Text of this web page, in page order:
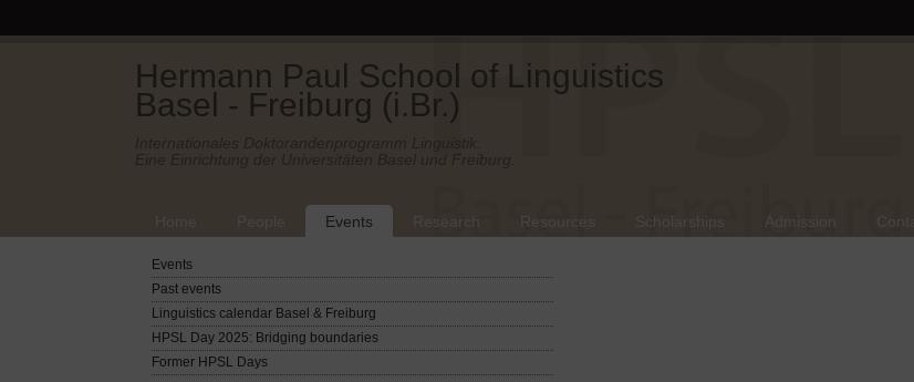
Hermann Paul School of Linguistics
Basel - Freiburg (i.Br.)
Events
Events
Past events
Linguistics calendar Basel & Freiburg
HPSL Day 2025: Bridging boundaries
Former HPSL Days